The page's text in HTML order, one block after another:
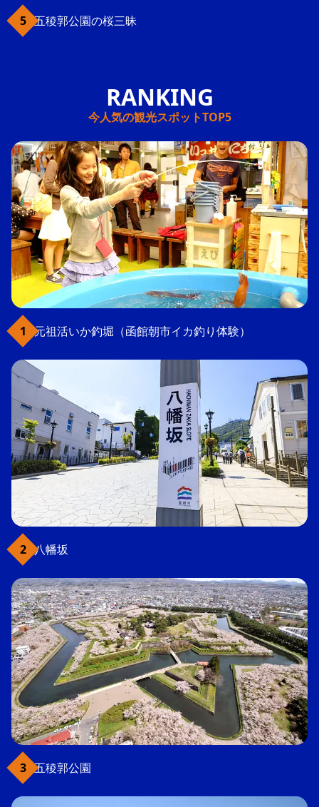
五稜郭公園の桜三昧
今人気の観光スポットTOP5
元祖活いか釣堀（函館朝市イカ釣り体験）
八幡坂
五稜郭公園